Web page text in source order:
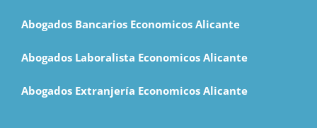
Abogados Bancarios Economicos Alicante
Abogados Laboralista Economicos Alicante
Abogados Extranjería Economicos Alicante